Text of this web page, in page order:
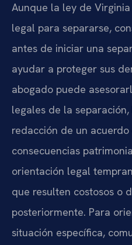
Aunque la ley de
legal para separarse,
antes de iniciar una
ayudar a proteger sus
abogado puede
legales de la
redacción de un
consecuencias
orientación legal
que resulten costosos o
posteriormente. Para
situación específica,